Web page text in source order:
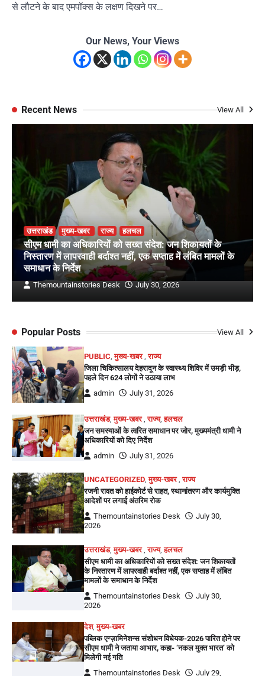
से लौटने के बाद एमपॉक्स के लक्षण दिखने पर…
Our News, Your Views
Recent News View All
उत्तराखंड मुख्य-खबर राज्य हलचल
सीएम धामी का अधिकारियों को सख्त संदेश: जन शिकायतों के
निस्तारण में लापरवाही बर्दाश्त नहीं, एक सप्ताह में लंबित मामलों के
समाधान के निर्देश
Themountainstories Desk July 30, 2026
Popular Posts View All
PUBLIC ,मुख्य-खबर ,राज्य
जिला चिकित्सालय देहरादून के स्वास्थ्य शिविर में उमड़ी भीड़,
पहले दिन 624 लोगों ने उठाया लाभ
admin
July 31, 2026
उत्तराखंड,मुख्य-खबर ,राज्य,हलचल
जन समस्याओं के त्वरित समाधान पर जोर, मुख्यमंत्री धामी ने
अधिकारियों को दिए निर्देश
admin
July 31, 2026
UNCATEGORIZED,मुख्य-खबर,राज्य
रजनी रावत को हाईकोर्ट से राहत, स्थानांतरण और कार्यमुक्ति
आदेशों पर लगाई अंतरिम रोक
Themountainstories Desk
July 30,
2026
उत्तराखंड,मुख्य-खबर ,राज्य,हलचल
सीएम धामी का अधिकारियों को सख्त संदेश: जन शिकायतों
के निस्तारण में लापरवाही बर्दाश्त नहीं, एक सप्ताह में लंबित
मामलों के समाधान के निर्देश
Themountainstories Desk
July 30,
2026
देश,मुख्य-खबर
पब्लिक एग्ज़ामिनेशन्स संशोधन विधेयक-2026 पारित होने पर
सीएम धामी ने जताया आभार, कहा- ‘नकल मुक्त भारत’ को
मिलेगी नई गति
Themountainstories Desk
July 29,